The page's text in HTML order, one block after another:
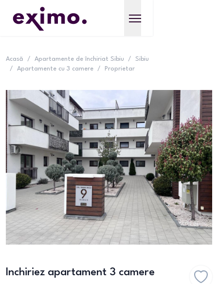
Acasă / Apartamente de închiriat Sibiu /
Sibiu
/
Apartamente cu 3 camere / Proprietar
Inchiriez apartament 3 camere